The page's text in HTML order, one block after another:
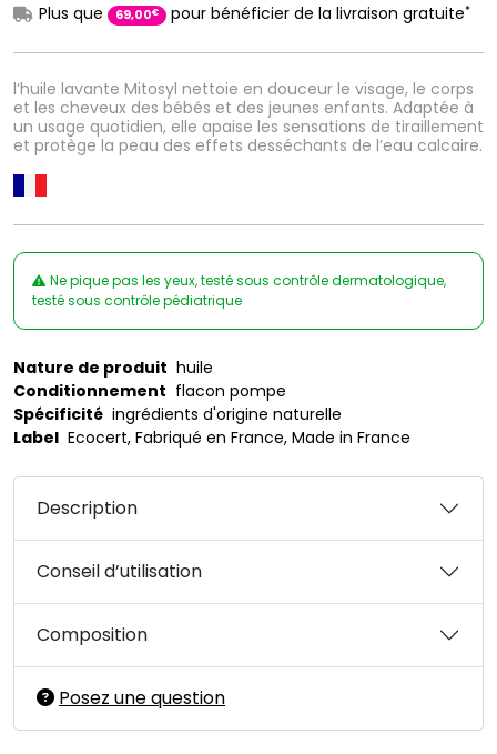
l’huile lavante Mitosyl nettoie en douceur le visage, le corps
et les cheveux des bébés et des jeunes enfants. Adaptée à
un usage quotidien, elle apaise les sensations de tiraillement
et protège la peau des effets desséchants de l’eau calcaire.
Plus que
69,00€ pour bénéficier de la livraison gratuite*
Ne pique pas les yeux, testé sous contrôle dermatologique,
testé sous contrôle pédiatrique
Nature de produit huile
Conditionnement flacon pompe
Spécificité ingrédients d'origine naturelle
Label Ecocert, Fabriqué en France, Made in France
Description
Conseil d’utilisation
Composition
Posez une question